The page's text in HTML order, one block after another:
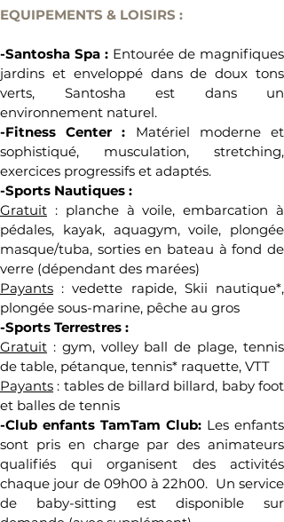
EQUIPEMENTS & LOISIRS :
-Santosha Spa : Entourée de magnifiques
jardins et enveloppé dans de doux tons
verts, Santosha est dans un
environnement naturel.
-Fitness Center : Matériel moderne et
sophistiqué, musculation, stretching,
exercices progressifs et adaptés.
-Sports Nautiques :
Gratuit : planche à voile, embarcation à
pédales, kayak, aquagym, voile, plongée
masque/tuba, sorties en bateau à fond de
verre (dépendant des marées)
Payants : vedette rapide, Skii nautique*,
plongée sous-marine, pêche au gros
-Sports Terrestres :
Gratuit : gym, volley ball de plage, tennis
de table, pétanque, tennis* raquette, VTT
Payants : tables de billard billard, baby foot
et balles de tennis
-Club enfants TamTam Club: Les enfants
sont pris en charge par des animateurs
qualifiés qui organisent des activités
chaque jour de 09h00 à 22h00.  Un service
de baby-sitting est disponible sur